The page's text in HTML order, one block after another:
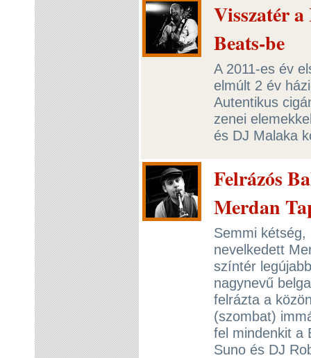
Visszatér
Beats-be
A 2011-es év
elmúlt 2 év
Autentikus
zenei
és DJ Malaka
Felrázós
Merdan
Semmi kétség,
nevelkedett
színtér
nagynevű
felrázta a
(szombat)
fel mindenkit a
Suno és DJ